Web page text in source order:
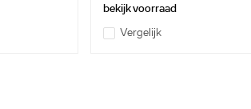
bekijk voorraad
Vergelijk